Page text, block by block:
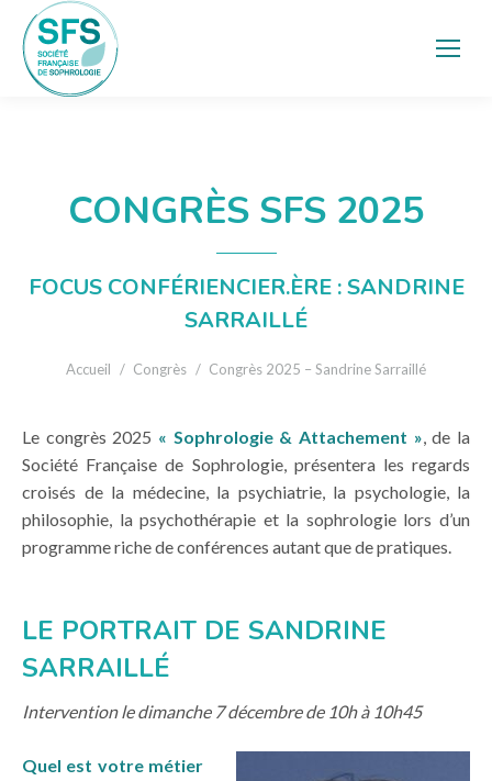
CONGRÈS SFS 2025
FOCUS CONFÉRIENCIER.ÈRE : SANDRINE
SARRAILLÉ
Vous êtes ici :
Accueil Congrès Congrès 2025 – Sandrine Sarraillé
Le congrès 2025 « Sophrologie & Attachement », de la
Société Française de Sophrologie, présentera les regards
croisés de la médecine, la psychiatrie, la psychologie, la
philosophie, la psychothérapie et la sophrologie lors d’un
programme riche de conférences autant que de pratiques.
LE PORTRAIT DE SANDRINE
SARRAILLÉ
Intervention le dimanche 7 décembre de 10h à 10h45
Quel est votre métier